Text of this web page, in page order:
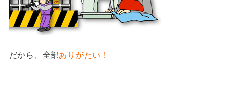
だから、全部ありがたい！